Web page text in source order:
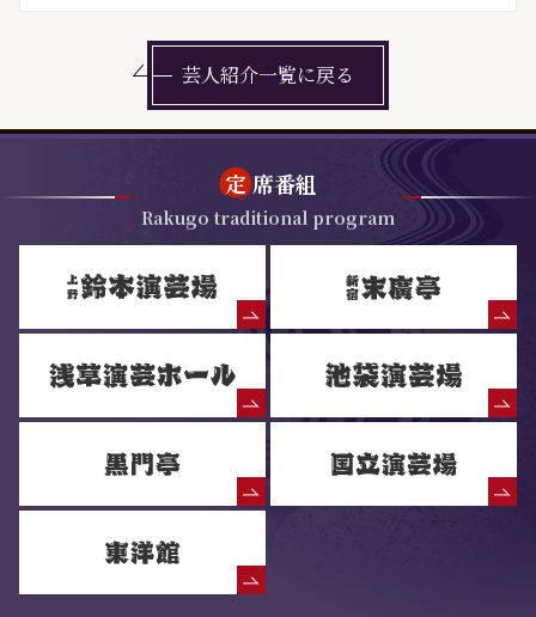
芸人紹介一覧に戻る
定 席番組
Rakugo traditional program